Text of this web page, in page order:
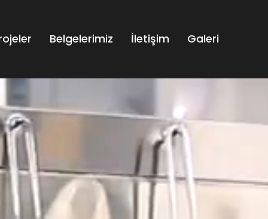
Belgelerimiz İletişim Galeri